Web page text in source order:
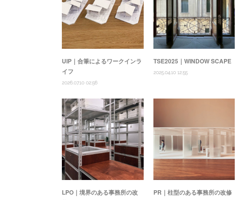
UIP｜合筆によるワークインラ
イフ
2026.07.10 02:56
TSE2025｜WINDOW SCAPE
2025.04.10 12:55
LPO｜境界のある事務所の改
PR｜柱型のある事務所の改修